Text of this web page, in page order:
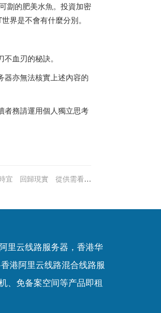
劏的肥美水魚。投資加密
界是不會有什麼分別。
血刃的秘訣。
器亦無法核實上述內容的
者務請運用個人獨立思考
宜 回歸現實 從供需看出
里云线路服务器，香港华
港阿里云线路混合线路服
、 免备案空间等产品即租